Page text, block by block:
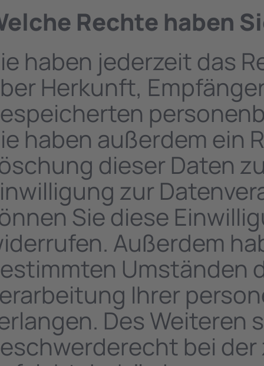
Rechte haben
haben jederzeit das
Herkunft,
haben außerdem ein
dieser Daten
zur
Sie diese
Außerdem
Umständen
Ihrer
Des Weiteren
bei